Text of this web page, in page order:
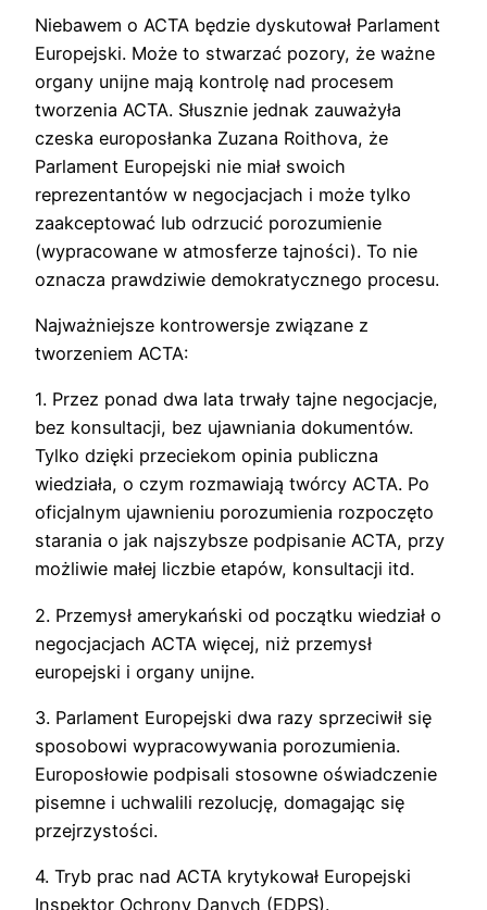
Niebawem o ACTA będzie dyskutował Parlament
Europejski. Może to stwarzać pozory, że ważne
organy unijne mają kontrolę nad procesem
tworzenia ACTA. Słusznie jednak zauważyła
czeska europosłanka Zuzana Roithova, że
Parlament Europejski nie miał swoich
reprezentantów w negocjacjach i może tylko
zaakceptować lub odrzucić porozumienie
(wypracowane w atmosferze tajności). To nie
oznacza prawdziwie demokratycznego procesu.
Najważniejsze kontrowersje związane z
tworzeniem ACTA:
1. Przez ponad dwa lata trwały tajne negocjacje,
bez konsultacji, bez ujawniania dokumentów.
Tylko dzięki przeciekom opinia publiczna
wiedziała, o czym rozmawiają twórcy ACTA. Po
oficjalnym ujawnieniu porozumienia rozpoczęto
starania o jak najszybsze podpisanie ACTA, przy
możliwie małej liczbie etapów, konsultacji itd.
2. Przemysł amerykański od początku wiedział o
negocjacjach ACTA więcej, niż przemysł
europejski i organy unijne.
3. Parlament Europejski dwa razy sprzeciwił się
sposobowi wypracowywania porozumienia.
Europosłowie podpisali stosowne oświadczenie
pisemne i uchwalili rezolucję, domagając się
przejrzystości.
4. Tryb prac nad ACTA krytykował Europejski
Inspektor Ochrony Danych (EDPS).